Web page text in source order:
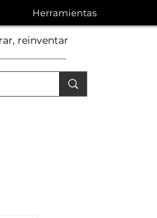
reinventar
Herramientas